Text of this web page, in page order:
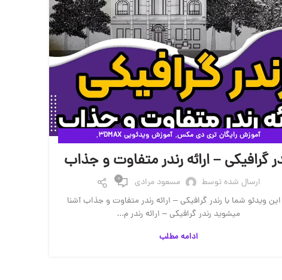
آموزش رایگان تری دی مکس, آموزش ویدئویی 3DMAX ,
آموزش ویدئویی VRAY
گرافیکی – ارائه رندر متفاوت و جذاب
ارسال شده توسط مسعود مرادی 0
ویدئو شما با رندر گرافیکی – ارائه رندر متفاوت و جذاب آشنا
میشوید رندر گرافیکی – ارائه رندر م...
ادامه مطلب